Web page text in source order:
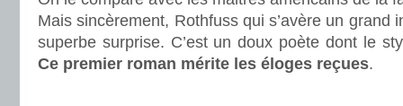
Mais sincèrement, Rothfuss qui s’avère un grand
superbe surprise. C’est un doux poète dont le
Ce premier roman mérite les éloges reçues.